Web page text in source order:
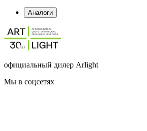
Аналоги
официальный дилер Arlight
Мы в соцсетях